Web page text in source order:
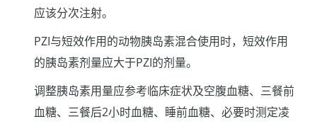
应该分次注射。
PZI与短效作用的动物胰岛素混合使用时，短效作用
的胰岛素剂量应大于PZI的剂量。
调整胰岛素用量应参考临床症状及空腹血糖、三餐前
血糖、三餐后2小时血糖、睡前血糖、必要时测定凌